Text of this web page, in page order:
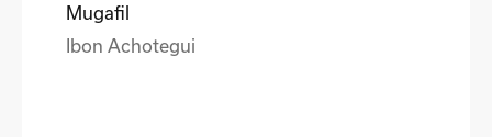
Mugafil
Ibon Achotegui